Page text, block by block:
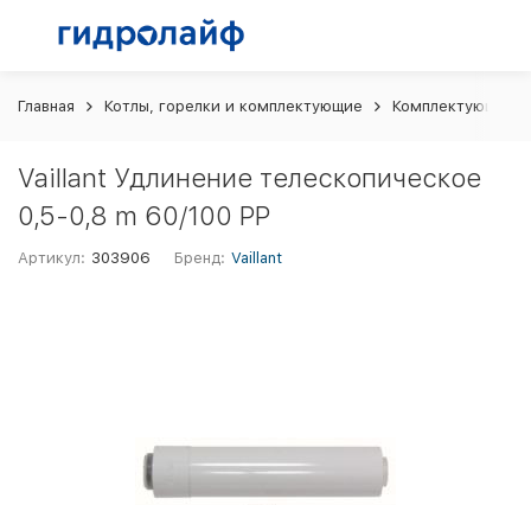
Главная Котлы, горелки и комплектующие Комплектующие и
Vaillant Удлинение телескопическое
0,5-0,8 m 60/100 PP
Артикул: 303906 Бренд: Vaillant